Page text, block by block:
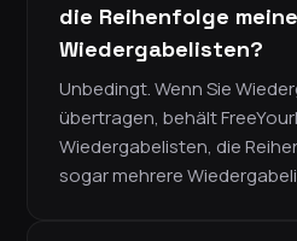
die Reihenfolge
Wiedergabelisten?
Unbedingt. Wenn Sie
übertragen, behält
Wiedergabelisten, die
sogar mehrere